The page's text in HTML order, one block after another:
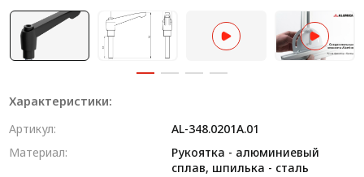
Лист алюминиевый
Метрический крепеж
Конструкции из профиля
Услуги дополнительной обработки профиля
Характеристики:
Артикул:
AL-348.0201A.01
Материал:
Рукоятка - алюминиевый
сплав, шпилька - сталь